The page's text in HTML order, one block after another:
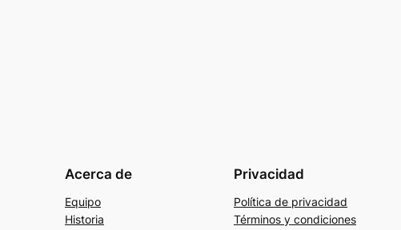
Acerca de
Equipo
Historia
Privacidad
Política de privacidad
Términos y condiciones